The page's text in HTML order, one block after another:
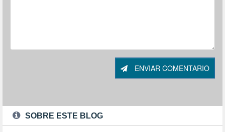
ENVIAR COMENTARIO
SOBRE ESTE BLOG